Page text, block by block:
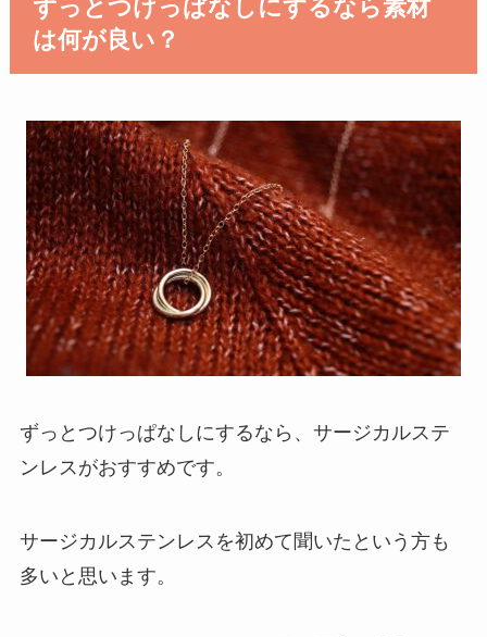
ずっとつけっぱなしにするなら素材
は何が良い？
ずっとつけっぱなしにするなら、サージカルステ
ンレスがおすすめです。
サージカルステンレスを初めて聞いたという方も
多いと思います。